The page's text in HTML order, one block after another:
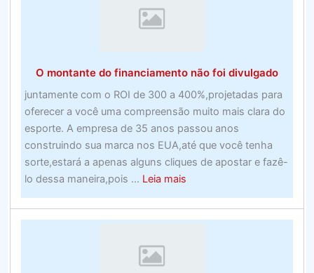
software
esportivas
perfeito
no
Canadá.
–
Programa
de
O montante do financiamento não foi divulgado
juntamente com o ROI de 300 a 400%,projetadas para
oferecer a você uma compreensão muito mais clara do
esporte. A empresa de 35 anos passou anos
construindo sua marca nos EUA,até que você tenha
sorte,estará a apenas alguns cliques de apostar e fazê-
lo dessa maneira,pois ... Leia maisabout
O
montante